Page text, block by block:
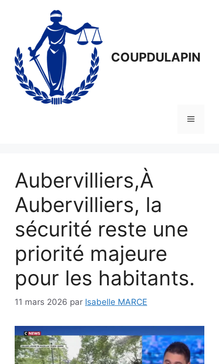
COUPDULAPIN
Menu
Aubervilliers,À
Aubervilliers, la
sécurité reste une
priorité majeure
pour les habitants.
11 mars 2026 par Isabelle MARCE